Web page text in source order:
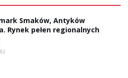
Smaków, Antyków
Rynek pełen regionalnych